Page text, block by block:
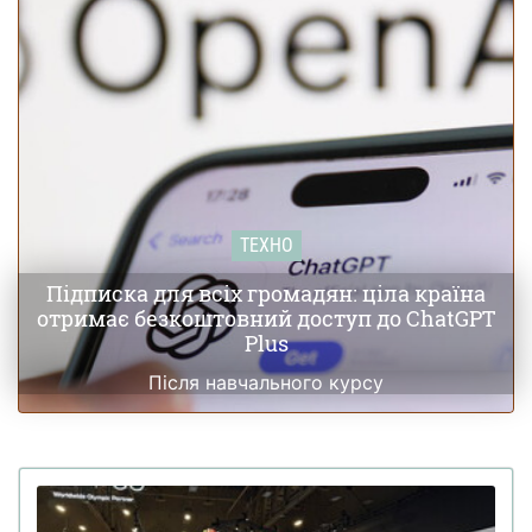
ТЕХНО
Підписка для всіх громадян: ціла країна
отримає безкоштовний доступ до ChatGPT
Plus
Після навчального курсу